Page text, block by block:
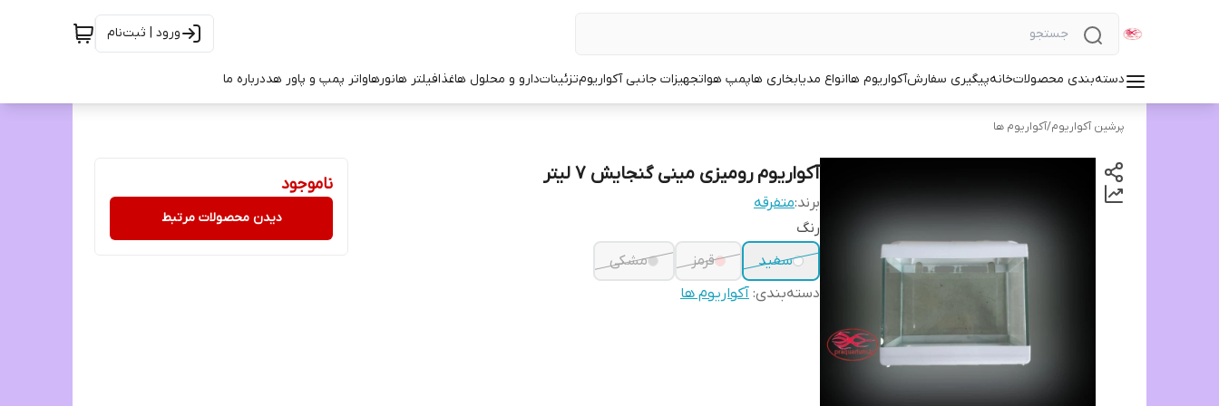
ورود | ثبت‌نام
دسته‌بندی محصولاتخانهپیگیری سفارشآکواریوم هاانواع مدیابخاری هاپمپ هواتجهیزات جانبی آکواریومتزئیناتدارو و محلول هاغذافیلتر هانورهاواتر پمپ و پاور هددرباره ما
پرشین آکواریوم/آکواریوم ها
آکواریوم رومیزی مینی گنجایش 7 لیتر
برند:متفرقه
رنگ
سفید
قرمز
مشکی
دسته‌بندی: آکواریوم ها
ناموجود
دیدن محصولات مرتبط